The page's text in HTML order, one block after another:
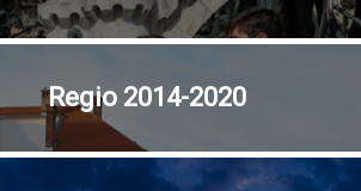
Regio 2014-2020